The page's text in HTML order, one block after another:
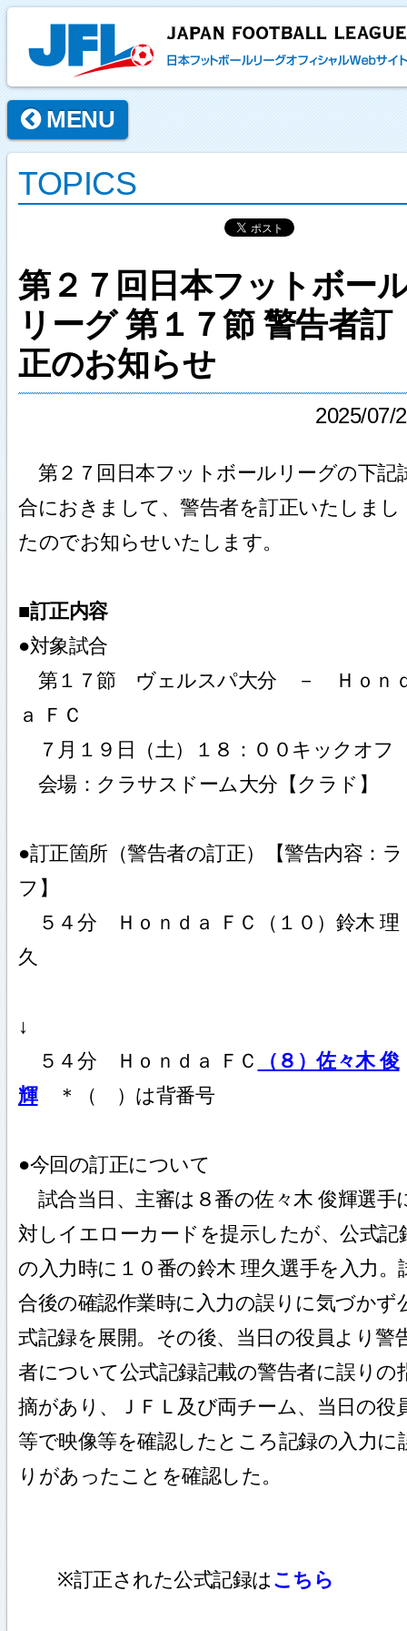
MENU
TOPICS
第２７回日本フットボー
リーグ 第１７節 警告者訂
正のお知らせ
2025/07/
第２７回日本フットボールリーグの下記
合におきまして、警告者を訂正いたしまし
たのでお知らせいたします。
■訂正内容
●対象試合
第１７節 ヴェルスパ大分 － Ｈｏｎ
ａ ＦＣ
７月１９日（土）１８：００キックオフ
会場：クラサスドーム大分【クラド】
●訂正箇所（警告者の訂正）【警告内容：ラ
フ】
５４分 Ｈｏｎｄａ ＦＣ（１０）鈴木 理
久
↓
５４分 Ｈｏｎｄａ ＦＣ
（８）佐々木 俊
輝＊（ ）は背番号
●今回の訂正について
試合当日、主審は８番の佐々木 俊輝選手
対しイエローカードを提示したが、公式記
の入力時に１０番の鈴木 理久選手を入力。
合後の確認作業時に入力の誤りに気づかず
式記録を展開。その後、当日の役員より警
者について公式記録記載の警告者に誤りの
摘があり、ＪＦＬ及び両チーム、当日の役
等で映像等を確認したところ記録の入力に
りがあったことを確認した。
※訂正された公式記録は こちら